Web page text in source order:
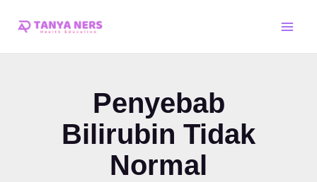
Penyebab
Bilirubin Tidak
Normal